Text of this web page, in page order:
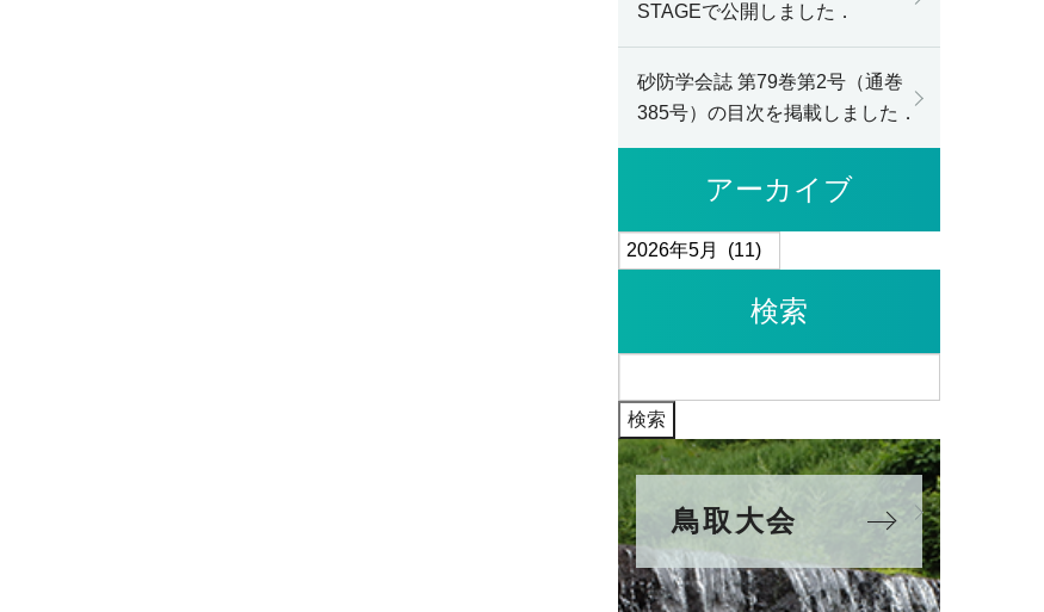
STAGEで公開しました．
砂防学会誌 第79巻第2号（通巻
385号）の目次を掲載しました．
アーカイブ
ア
ー
検索
索:
鳥取大会